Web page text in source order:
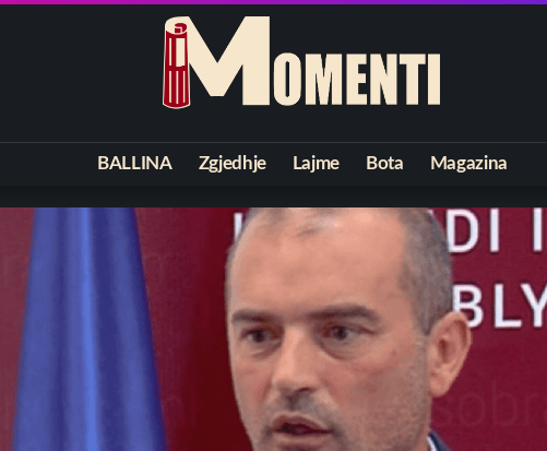
BALLINA Zgjedhje Lajme Bota Magazina